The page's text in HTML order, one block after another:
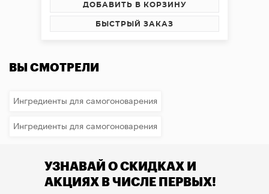
ДОБАВИТЬ В КОРЗИНУ
БЫСТРЫЙ ЗАКАЗ
ВЫ СМОТРЕЛИ
Ингредиенты для самогоноварения
Ингредиенты для самогоноварения
УЗНАВАЙ О СКИДКАХ И
АКЦИЯХ В ЧИСЛЕ ПЕРВЫХ!